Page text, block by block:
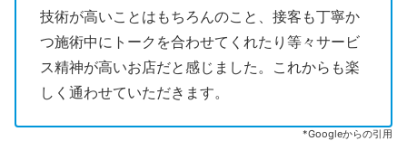
技術が高いことはもちろんのこと、接客も丁寧か
つ施術中にトークを合わせてくれたり等々サービ
ス精神が高いお店だと感じました。これからも楽
しく通わせていただきます。
*Googleからの引用